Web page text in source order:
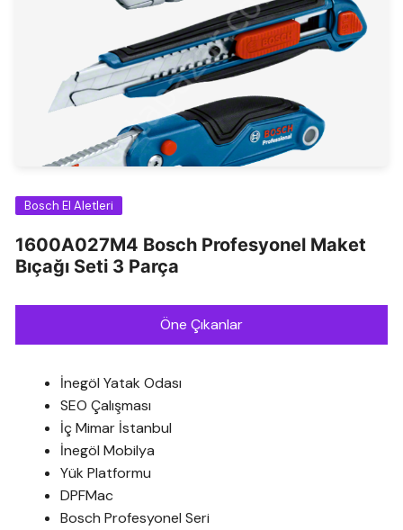
Bosch El Aletleri
1600A027M4 Bosch Profesyonel Maket
Bıçağı Seti 3 Parça
Öne Çıkanlar
İnegöl Yatak Odası
SEO Çalışması
İç Mimar İstanbul
İnegöl Mobilya
Yük Platformu
DPFMac
Bosch Profesyonel Seri